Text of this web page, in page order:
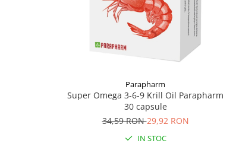
Vitamine si minerale
Parapharm
Super Omega 3-6-9 Krill Oil Parapharm
30 capsule
34,59 RON29,92 RON
IN STOC